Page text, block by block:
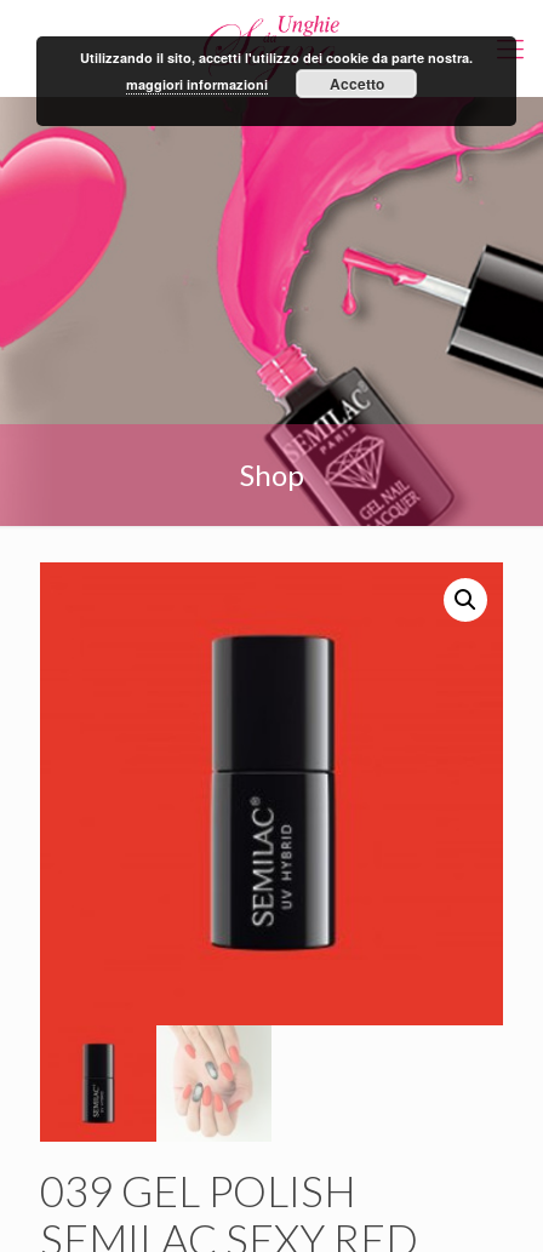
Shop
039 GEL POLISH
SEMILAC SEXY RED
Utilizzando il sito, accetti l'utilizzo dei cookie da parte nostra.
maggiori informazioni
Accetto